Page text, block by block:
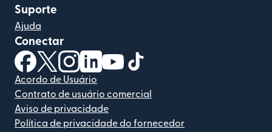
Suporte
Ajuda
Conectar
(abre em uma nova janela)
(abre em uma nova janela)
(abre em uma nova janela)
(abre em uma nova janela)
(abre em uma nova janela)
Acordo de Usuário
Contrato de usuário comercial
Aviso de privacidade
Política de privacidade do fornecedor